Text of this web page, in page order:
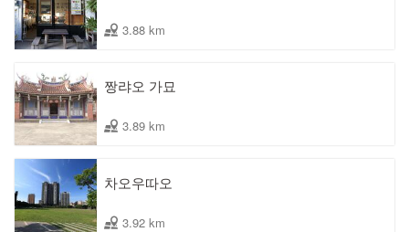
3.88 km
짱랴오 가묘
3.89 km
차오우따오
3.92 km